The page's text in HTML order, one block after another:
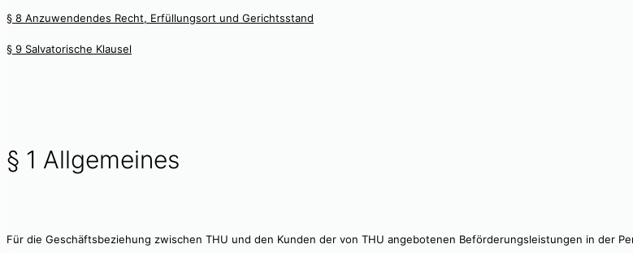
§ 8 Anzuwendendes Recht, Erfüllungsort und Gerichtsstand
§ 9 Salvatorische Klausel
§ 1 Allgemeines
Für die Geschäftsbeziehung zwischen THU und den Kunden der von THU angebotenen Beförderungsleistungen in der